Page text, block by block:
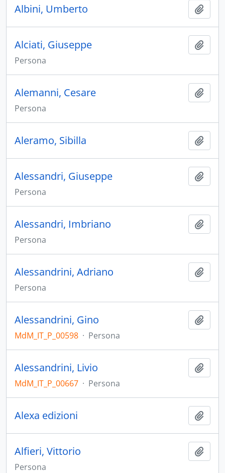
Albini, Umberto
Alciati, Giuseppe
Persona
Alemanni, Cesare
Persona
Aleramo, Sibilla
Alessandri, Giuseppe
Persona
Alessandri, Imbriano
Persona
Alessandrini, Adriano
Persona
Alessandrini, Gino
MdM_IT_P_00598 · Persona
Alessandrini, Livio
MdM_IT_P_00667 · Persona
Alexa edizioni
Alfieri, Vittorio
Persona